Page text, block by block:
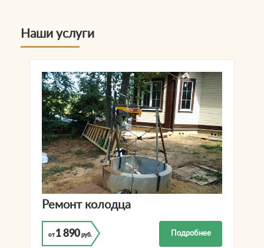
Наши услуги
Ремонт колодца
от 1 890 руб. Подробнее